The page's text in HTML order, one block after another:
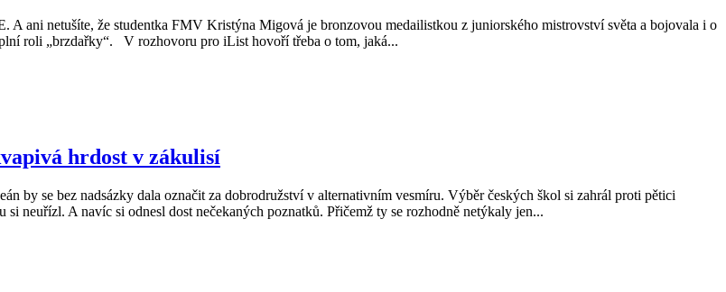
ani netušíte, že studentka FMV Kristýna Migová je bronzovou medailistkou z juniorského mistrovství světa a bojovala i o
roli „brzdařky“. V rozhovoru pro iList hovoří třeba o tom, jaká...
hrdost v zákulisí
by se bez nadsázky dala označit za dobrodružství v alternativním vesmíru. Výběr českých škol si zahrál proti pětici
neuřízl. A navíc si odnesl dost nečekaných poznatků. Přičemž ty se rozhodně netýkaly jen...